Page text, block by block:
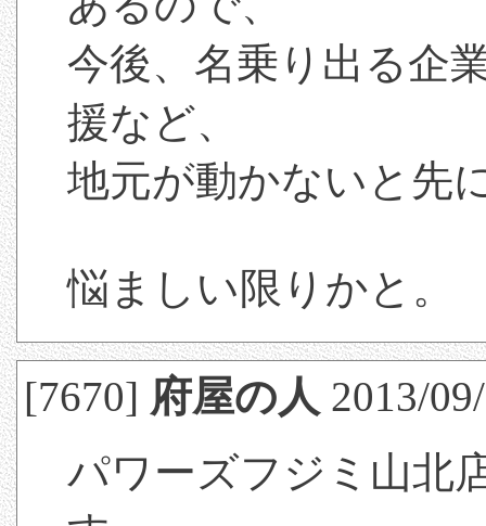
今後、名乗り出る企
援など、
地元が動かないと先
悩ましい限りかと。
[7670] 府屋の人 2013/
パワーズフジミ山北